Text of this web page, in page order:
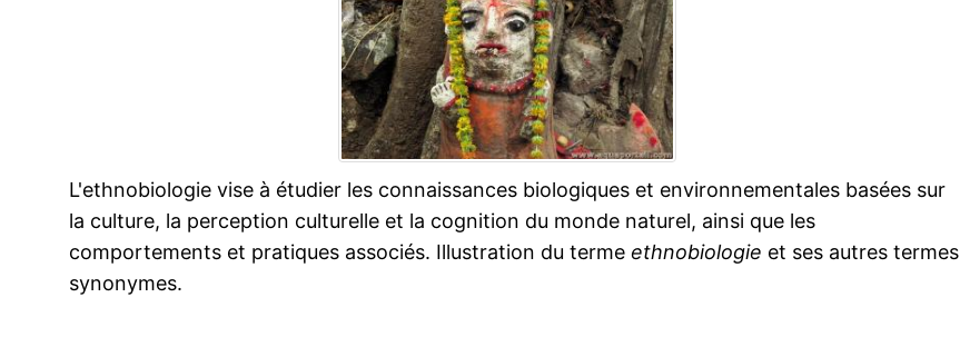
L'ethnobiologie vise à étudier les connaissances biologiques et environnementales basées sur
la culture, la perception culturelle et la cognition du monde naturel, ainsi que les
comportements et pratiques associés. Illustration du terme ethnobiologie et ses autres termes
synonymes.